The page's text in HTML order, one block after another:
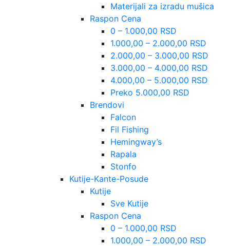
Materijali za izradu mušica
Raspon Cena
0 – 1.000,00 RSD
1.000,00 – 2.000,00 RSD
2.000,00 – 3.000,00 RSD
3.000,00 – 4.000,00 RSD
4.000,00 – 5.000,00 RSD
Preko 5.000,00 RSD
Brendovi
Falcon
Fil Fishing
Hemingway’s
Rapala
Stonfo
Kutije-Kante-Posude
Kutije
Sve Kutije
Raspon Cena
0 – 1.000,00 RSD
1.000,00 – 2.000,00 RSD